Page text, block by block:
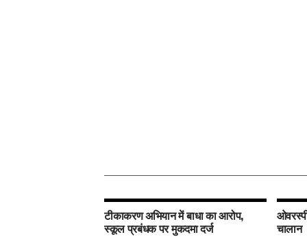
टीकाकरण अभियान में बाधा का आरोप,
स्कूल प्रबंधक पर मुकदमा दर्ज चालान